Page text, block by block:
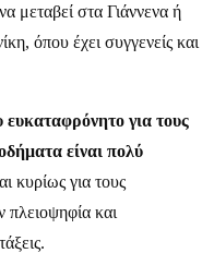
μεταβεί στα Γιάννενα ή
όπου έχει συγγενείς και
ευκαταφρόνητο για τους
είναι πολύ
κυρίως για τους
πλειοψηφία και